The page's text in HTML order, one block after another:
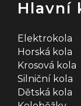
Hlavní
Elektrokola
Horská kola
Krosová kola
Silniční kola
Dětská kola